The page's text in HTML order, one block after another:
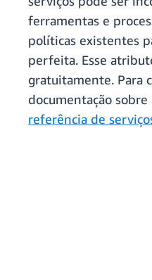
ferramentas e
políticas existentes
perfeita. Esse
gratuitamente. Para
documentação sobre
referência de